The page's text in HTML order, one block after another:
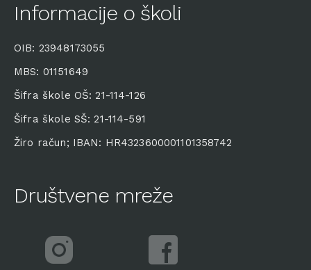
Informacije o školi
OIB: 23948173055
MBS: 01151649
Šifra škole OŠ: 21-114-126
Šifra škole SŠ: 21-114-591
Žiro račun; IBAN: HR4323600001101358742
Društvene mreže